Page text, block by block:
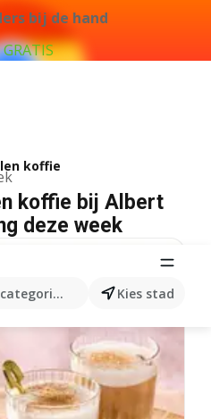
bij de hand
producten...
Kies stad
koffie
koffie bij Albert
deze week